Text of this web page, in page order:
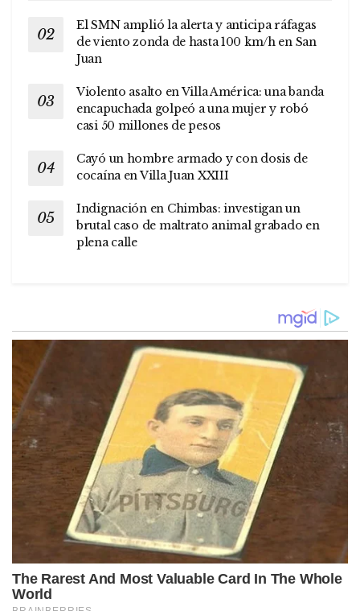
El SMN amplió la alerta y anticipa ráfagas
de viento zonda de hasta 100 km/h en San
Juan
Violento asalto en Villa América: una banda
encapuchada golpeó a una mujer y robó
casi 50 millones de pesos
Cayó un hombre armado y con dosis de
cocaína en Villa Juan XXIII
Indignación en Chimbas: investigan un
brutal caso de maltrato animal grabado en
plena calle